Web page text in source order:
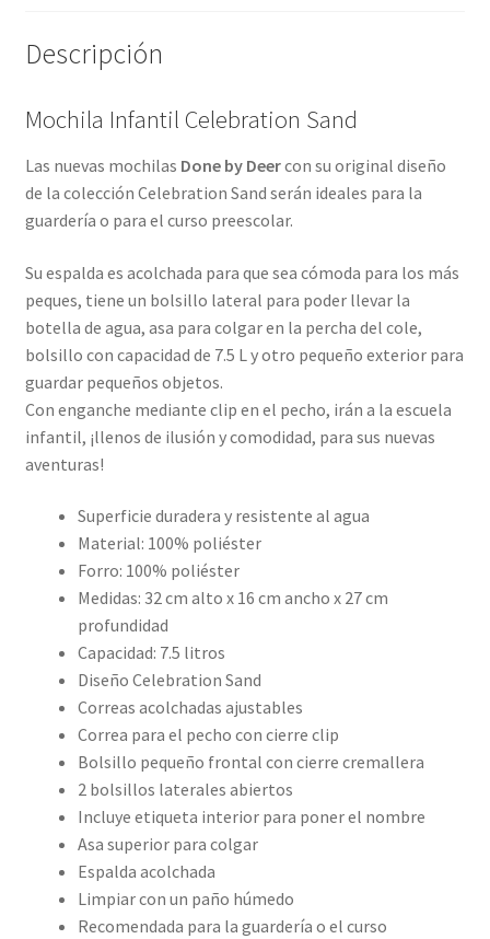
Descripción
Mochila Infantil Celebration Sand
Las nuevas mochilas Done by Deercon su original diseño
de la colección Celebration Sand serán ideales para la
guardería o para el curso preescolar.
Su espalda es acolchada para que sea cómoda para los más
peques, tiene un bolsillo lateral para poder llevar la
botella de agua, asa para colgar en la percha del cole,
bolsillo con capacidad de 7.5 L y otro pequeño exterior para
guardar pequeños objetos.
Con enganche mediante clip en el pecho, irán a la escuela
infantil, ¡llenos de ilusión y comodidad, para sus nuevas
aventuras!
Superficie duradera y resistente al agua
Material: 100% poliéster
Forro: 100% poliéster
Medidas: 32 cm alto x 16 cm ancho x 27 cm
profundidad
Capacidad: 7.5 litros
Diseño Celebration Sand
Correas acolchadas ajustables
Correa para el pecho con cierre clip
Bolsillo pequeño frontal con cierre cremallera
2 bolsillos laterales abiertos
Incluye etiqueta interior para poner el nombre
Asa superior para colgar
Espalda acolchada
Limpiar con un paño húmedo
Recomendada para la guardería o el curso